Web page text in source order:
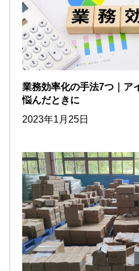
業務効率化の手法7つ｜ア
悩んだときに
2023年1月25日